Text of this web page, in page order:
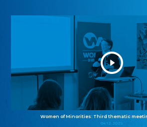
Women of Minorities: Third thematic
04.12.2025